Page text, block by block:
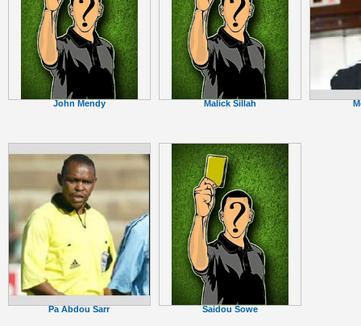
John Mendy Malick Sillah
Pa Abdou Sarr Saidou Sowe